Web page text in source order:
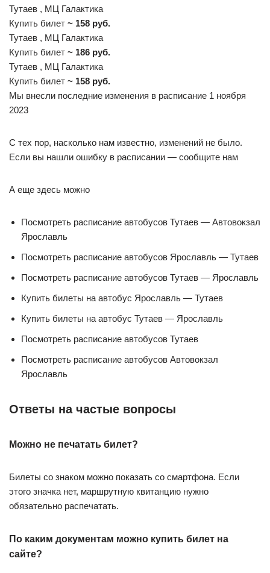
Тутаев , МЦ Галактика
Купить билет ~ 158 руб.
Тутаев , МЦ Галактика
Купить билет ~ 186 руб.
Тутаев , МЦ Галактика
Купить билет ~ 158 руб.
Мы внесли последние изменения в расписание 1 ноября
2023
С тех пор, насколько нам известно, изменений не было.
Если вы нашли ошибку в расписании — сообщите нам
А еще здесь можно
Посмотреть расписание автобусов Тутаев — Автовокзал
Ярославль
Посмотреть расписание автобусов Ярославль — Тутаев
Посмотреть расписание автобусов Тутаев — Ярославль
Купить билеты на автобус Ярославль — Тутаев
Купить билеты на автобус Тутаев — Ярославль
Посмотреть расписание автобусов Тутаев
Посмотреть расписание автобусов Автовокзал
Ярославль
Ответы на частые вопросы
Можно не печатать билет?
Билеты со знаком можно показать со смартфона. Если
этого значка нет, маршрутную квитанцию нужно
обязательно распечатать.
По каким документам можно купить билет на
сайте?